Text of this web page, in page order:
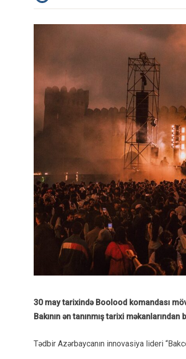
30 may tarixində Boolood komandası
Bakının ən tanınmış tarixi
Tədbir Azərbaycanın innovasiya lideri